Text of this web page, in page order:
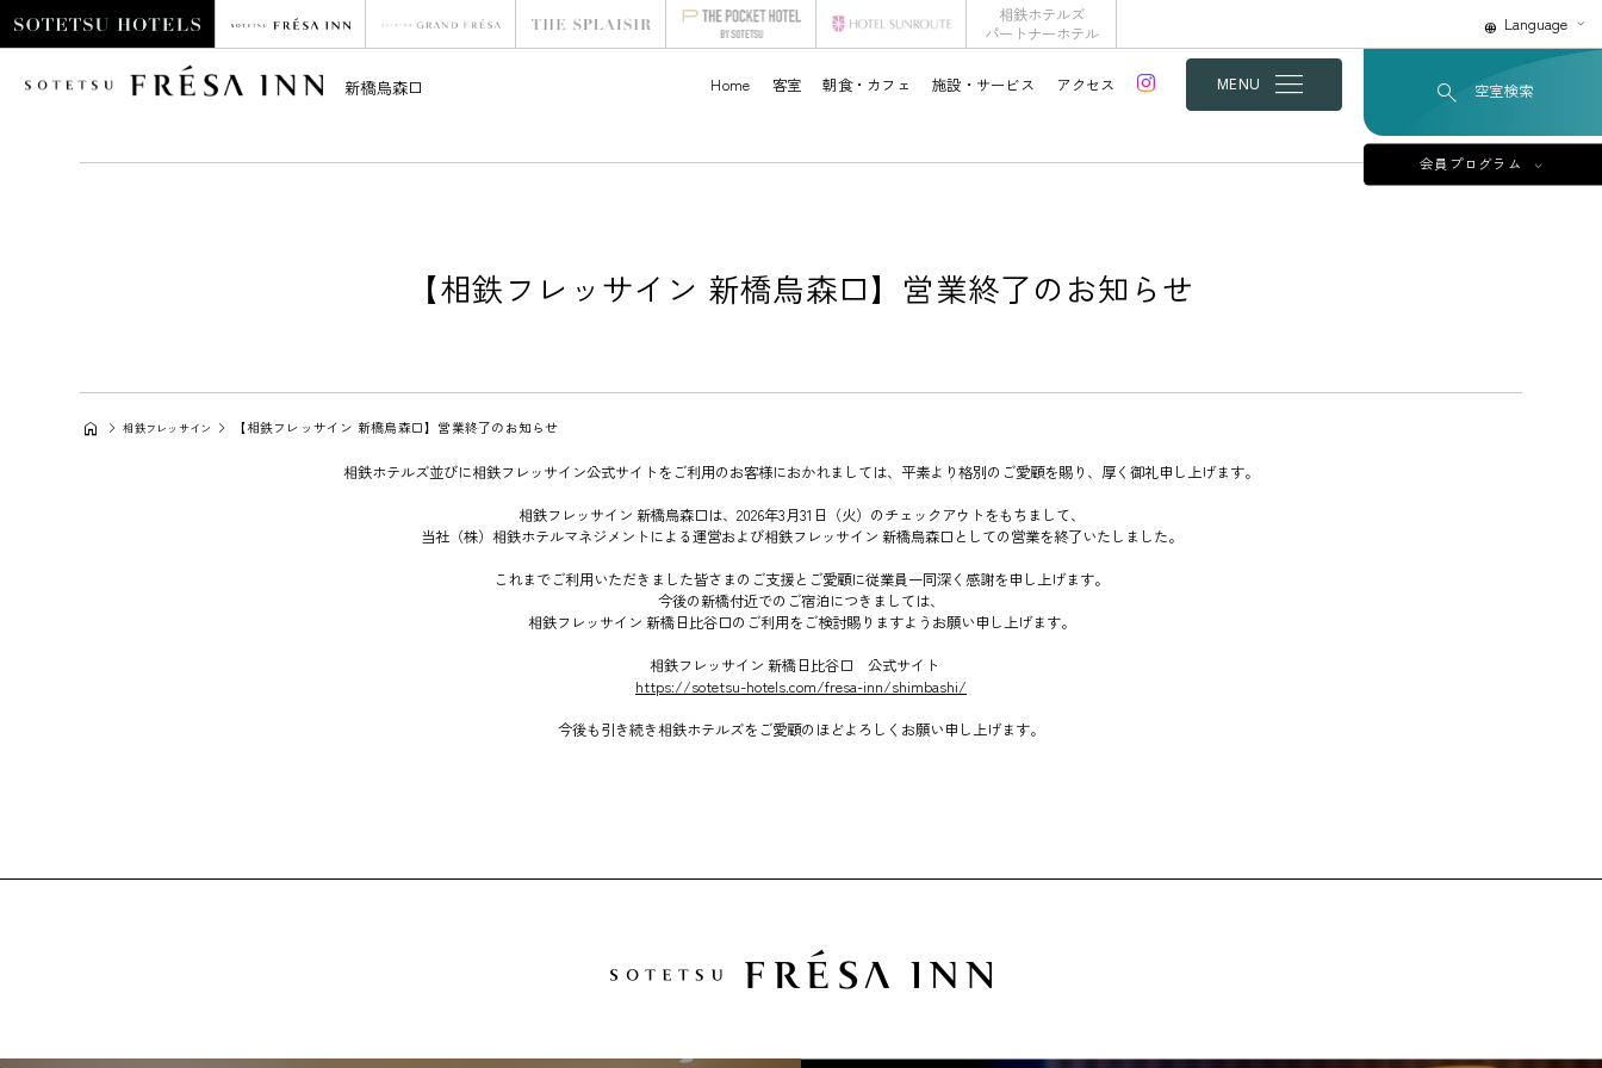
相鉄ホテルズ
パートナーホテル
Language
新橋烏森口 Home 客室 朝食・カフェ 施設・サービス アクセス MENU 空室検索
会員プログラム
【相鉄フレッサイン 新橋烏森口】営業終了のお知らせ
相鉄フレッサイン 【相鉄フレッサイン 新橋烏森口】営業終了のお知らせ
相鉄ホテルズ並びに相鉄フレッサイン公式サイトをご利用のお客様におかれましては、平素より格別のご愛顧を賜り、厚く御礼申し上げます。
相鉄フレッサイン 新橋烏森口は、2026年3月31日（火）のチェックアウトをもちまして、
当社（株）相鉄ホテルマネジメントによる運営および相鉄フレッサイン 新橋烏森口としての営業を終了いたしました。
これまでご利用いただきました皆さまのご支援とご愛顧に従業員一同深く感謝を申し上げます。
今後の新橋付近でのご宿泊につきましては、
相鉄フレッサイン 新橋日比谷口のご利用をご検討賜りますようお願い申し上げます。
相鉄フレッサイン 新橋日比谷口 公式サイト
https://sotetsu-hotels.com/fresa-inn/shimbashi/
今後も引き続き相鉄ホテルズをご愛顧のほどよろしくお願い申し上げます。